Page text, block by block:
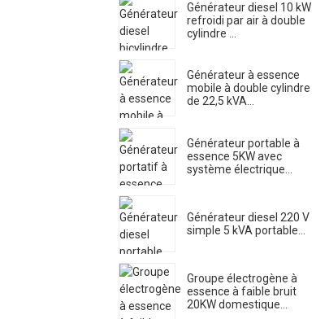
Générateur diesel 10 kW
refroidi par air à double
cylindre ...
Générateur à essence
mobile à double cylindre
de 22,5 kVA...
Générateur portable à
essence 5KW avec
système électrique...
Générateur diesel 220 V
simple 5 kVA portable...
Groupe électrogène à
essence à faible bruit
20KW domestique...